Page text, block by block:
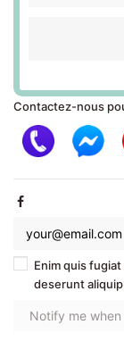
Contactez-nous
Enim quis
deserunt